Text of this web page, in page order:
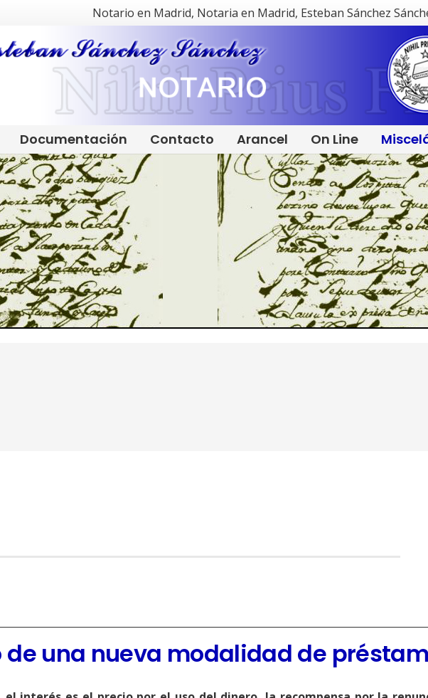
Notario en Madrid, Notaria en Madrid, Esteban Sánchez
Documentación Contacto Arancel On Line
una nueva modalidad de